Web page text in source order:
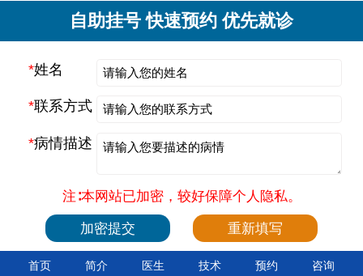
自助挂号 快速预约 优先就诊
*姓名
*联系方式
*病情描述
注∶本网站已加密，较好保障个人隐私。
首页 简介 医生 技术 预约 咨询